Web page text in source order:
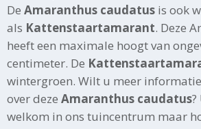
De Amaranthus caudatus is ook
als Kattenstaartamarant. Deze
heeft een maximale hoogt van
centimeter. De
wintergroen. Wilt u meer
over deze Amaranthus caudatus
welkom in ons tuincentrum maar